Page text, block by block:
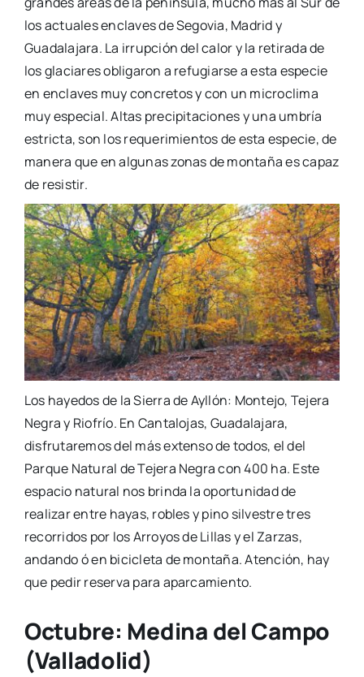
los actuales enclaves de Segovia, Madrid y
Guadalajara. La irrupción del calor y la retirada de
los glaciares obligaron a refugiarse a esta especie
en enclaves muy concretos y con un microclima
muy especial. Altas precipitaciones y una umbría
estricta, son los requerimientos de esta especie, de
manera que en algunas zonas de montaña es capaz
de resistir.
Los hayedos de la Sierra de Ayllón: Montejo, Tejera
Negra y Riofrío. En Cantalojas, Guadalajara,
disfrutaremos del más extenso de todos, el del
Parque Natural de Tejera Negra con 400 ha. Este
espacio natural nos brinda la oportunidad de
realizar entre hayas, robles y pino silvestre tres
recorridos por los Arroyos de Lillas y el Zarzas,
andando ó en bicicleta de montaña. Atención, hay
que pedir reserva para aparcamiento.
Octubre: Medina del Campo
(Valladolid)